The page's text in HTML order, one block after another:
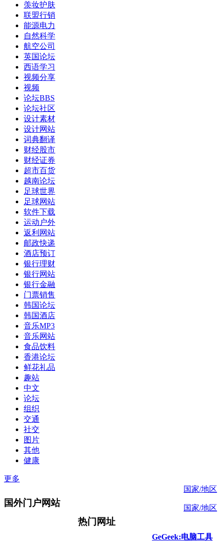
羡妆护肤
联盟行销
能源电力
自然科学
航空公司
英国论坛
西语学习
视频分享
视频
论坛BBS
论坛社区
设计素材
设计网站
词典翻译
财经股市
财经证券
超市百货
越南论坛
足球世界
足球网站
软件下载
运动户外
返利网站
邮政快递
酒店预订
银行理财
银行网站
银行金融
门票销售
韩国论坛
韩国酒店
音乐MP3
音乐网站
食品饮料
香港论坛
鲜花礼品
趣站
中文
论坛
组织
交通
社交
图片
其他
健康
更多
国外门户网站
国家/地区
热门网址
国家/地区
GeGeek:电脑工具